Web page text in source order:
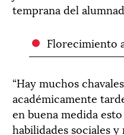
temprana del
Florecimiento
“Hay muchos
académicamente
en buena medida
habilidades sociales